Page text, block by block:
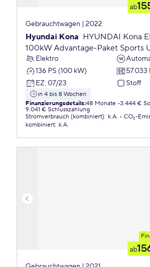
ab
Gebrauchtwagen | 2022
Hyundai Kona HYUNDAI Kona
100kW Advantage-Paket Sports
Elektro
136 PS (100 kW)
57.033
EZ: 07/23 Stoff
in 4 bis 8 Wochen
Finanzierungsdetails:48 Monate 3.444 €
9.041 € Schlusszahlung
Stromverbrauch (kombiniert): k.A.
CO₂-
kombiniert: k.A.
ab